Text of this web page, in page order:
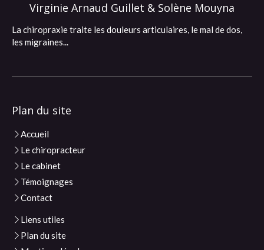
Virginie Arnaud Guillet & Solène Mouyna
La chiropraxie traite les douleurs articulaires, le mal de dos,
les migraines...
Plan du site
Accueil
Le chiropracteur
Le cabinet
Témoignages
Contact
Liens utiles
Plan du site